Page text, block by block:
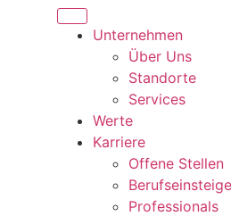
Unternehmen
Über Uns
Standorte
Services
Werte
Karriere
Offene Stellen
Professionals